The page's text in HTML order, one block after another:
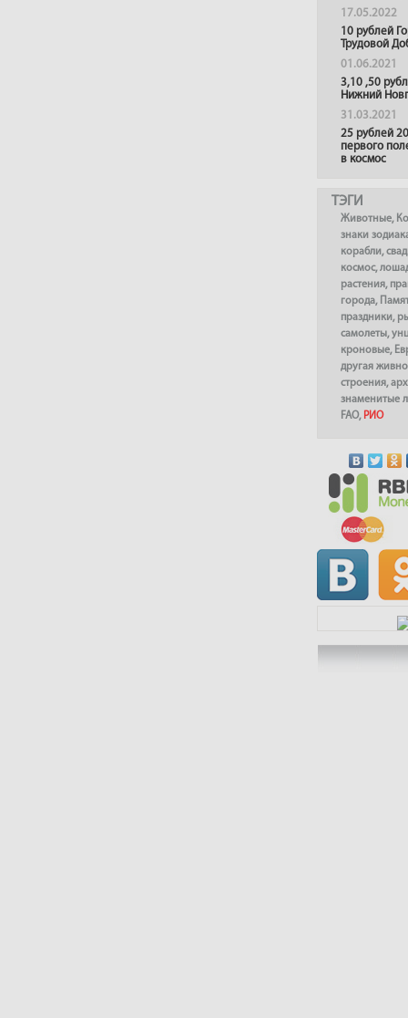
17.05.2022
10 рублей
Трудовой
01.06.2021
3,10 ,50
Нижний
31.03.2021
25 рублей
первого
в космос
ТЭГИ
Животные,
знаки
корабли,
космос,
растения,
города,
праздники,
самолеты,
кроновые,
другая
строения,
знаменитые
FAO, РИО